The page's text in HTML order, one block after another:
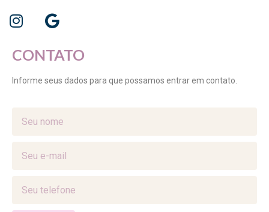
CONTATO
Informe seus dados para que possamos entrar em contato.